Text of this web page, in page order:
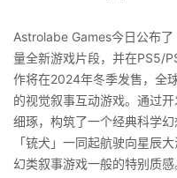
Astrolabe Games今日公布
量全新游戏片段，并在PS5/
作将在2024年冬季发售，全
的视觉叙事互动游戏。通过
细琢，构筑了一个经典科学
「铳犬」一同起航驶向星辰
幻类叙事游戏一般的特别质